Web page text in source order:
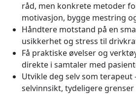
råd, men konkrete metoder
motivasjon, bygge mestring
Håndtere motstand på en
usikkerhet og stress til
Få praktiske øvelser og
direkte i samtaler med
Utvikle deg selv som terapeut
selvinnsikt, tydeligere